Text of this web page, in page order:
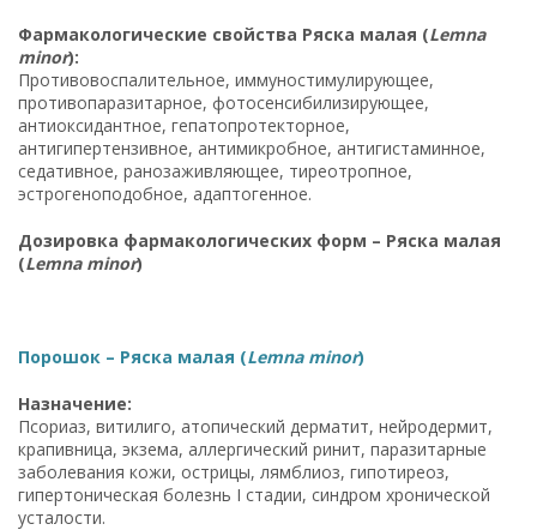
Фармакологические свойства Ряска малая (Lemna
minor):
Противовоспалительное, иммуностимулирующее,
противопаразитарное, фотосенсибилизирующее,
антиоксидантное, гепатопротекторное,
антигипертензивное, антимикробное, антигистаминное,
седативное, ранозаживляющее, тиреотропное,
эстрогеноподобное, адаптогенное.
Дозировка фармакологических форм – Ряска малая
(Lemna minor)
Порошок – Ряска малая (Lemna minor)
Назначение:
Псориаз, витилиго, атопический дерматит, нейродермит,
крапивница, экзема, аллергический ринит, паразитарные
заболевания кожи, острицы, лямблиоз, гипотиреоз,
гипертоническая болезнь I стадии, синдром хронической
усталости.